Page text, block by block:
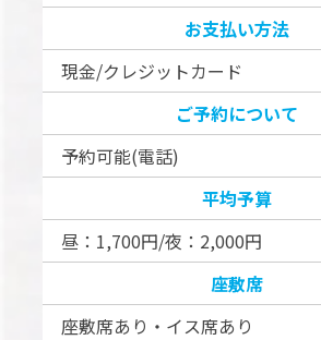
お支払い方法
現金/クレジットカード
ご予約について
予約可能(電話)
平均予算
昼：1,700円/夜：2,000円
座敷席
座敷席あり・イス席あり